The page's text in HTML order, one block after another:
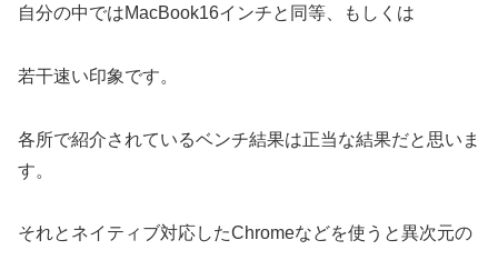
自分の中ではMacBook16インチと同等、もしくは
若干速い印象です。
各所で紹介されているベンチ結果は正当な結果だと思いま
す。
それとネイティブ対応したChromeなどを使うと異次元の